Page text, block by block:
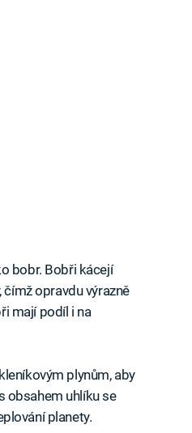
bobr. Bobři kácejí
čímž opravdu výrazně
mají podíl i na
plynům, aby
obsahem uhlíku se
planety.